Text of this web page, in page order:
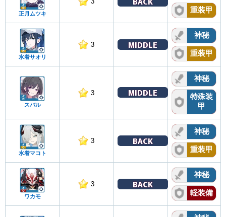
正月ムツキ 重装甲
水着サオリ
3 MIDDLE
神秘
重装甲
スバル
3 MIDDLE
神秘
特殊装
甲
水着マコト
3 BACK
神秘
重装甲
ワカモ
3 BACK
神秘
軽装備